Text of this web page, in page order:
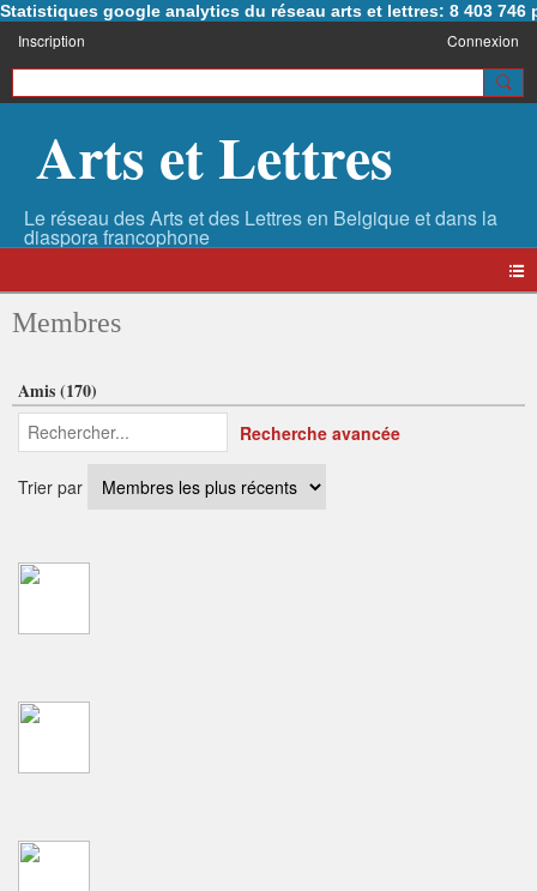
Statistiques google analytics du réseau arts et lettres: 8 403 746
Inscription Connexion
Arts et Lettres
Membres
Amis (170)
Trier par
Recherche avancée